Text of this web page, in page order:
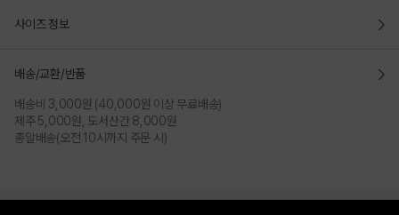
사이즈 정보
배송/교환/반품
배송비 3,000원 (40,000원 이상 무료배송)
제주 5,000원, 도서산간 8,000원
총알배송(오전 10시까지 주문 시)